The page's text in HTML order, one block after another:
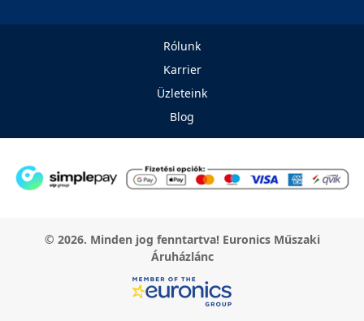
Rólunk
Karrier
Üzleteink
Blog
© 2026. Minden jog fenntartva! Euronics Műszaki
Áruházlánc